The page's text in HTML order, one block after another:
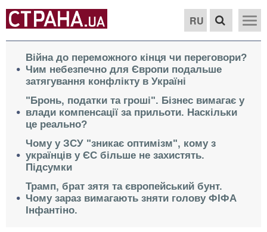
RU
Війна до переможного кінця чи переговори?
Чим небезпечно для Європи подальше
затягування конфлікту в Україні
"Бронь, податки та гроші". Бізнес вимагає у
влади компенсації за прильоти. Наскільки
це реально?
Чому у ЗСУ "зникає оптимізм", кому з
українців у ЄС більше не захистять.
Підсумки
Трамп, брат зятя та європейський бунт.
Чому зараз вимагають зняти голову ФІФА
Інфантіно.